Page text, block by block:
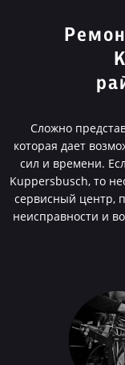
Сложно
которая дает
сил и времени.
Kuppersbusch, то
сервисный центр,
неисправности и